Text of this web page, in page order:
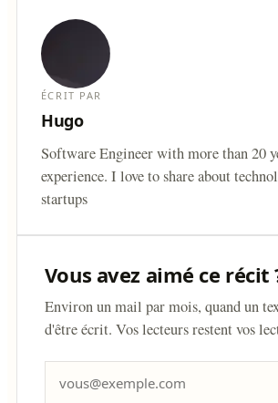
ÉCRIT PAR
Hugo
Software Engineer with more than 20
experience. I love to share about
startups
Vous avez aimé ce récit
Environ un mail par mois, quand un
d'être écrit. Vos lecteurs restent vos